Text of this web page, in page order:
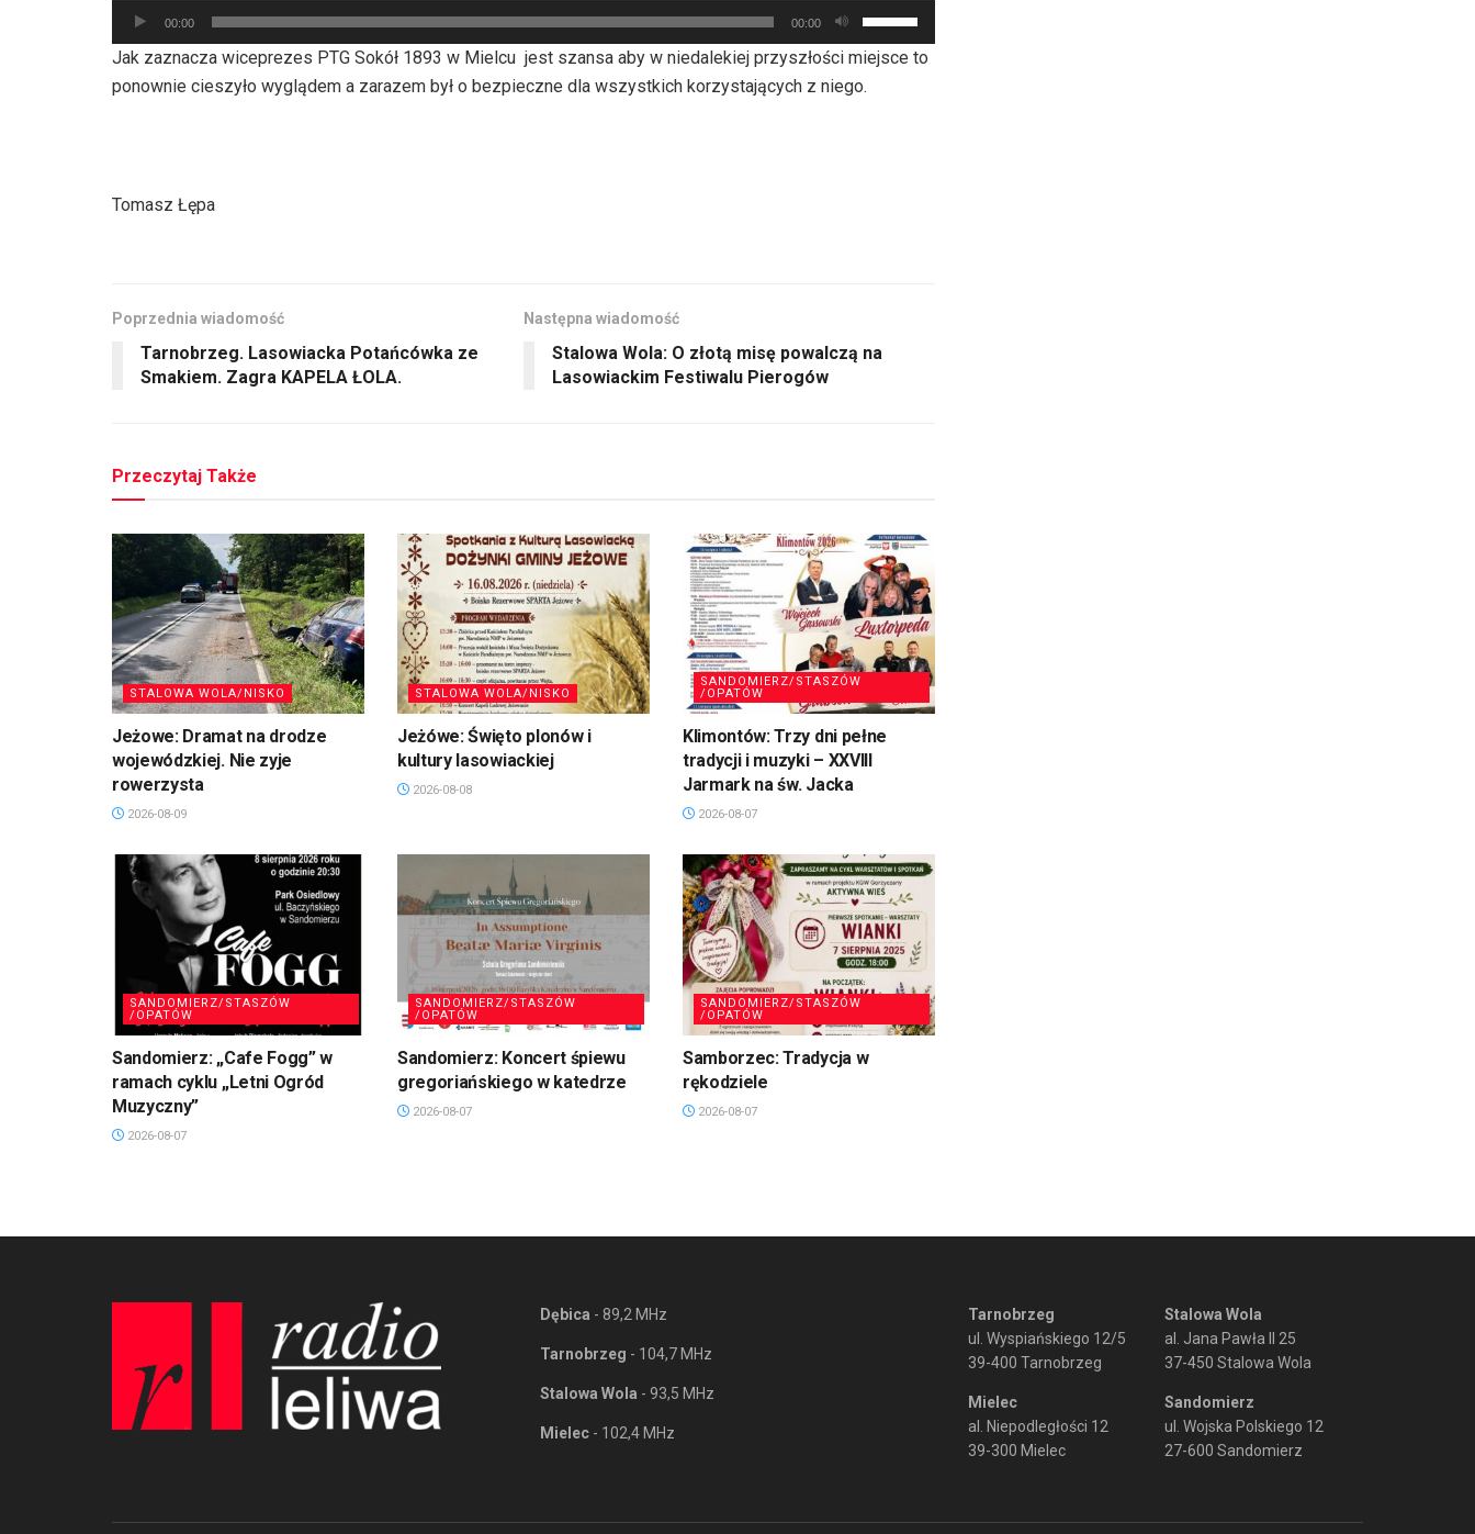
do
dołu
aby
Odtwarzacz
plików
dźwiękowych
00:00 00:00
strzałek
do
góry
Jak zaznacza wiceprezes PTG Sokół 1893 w Mielcu jest szansa aby w niedalekiej przyszłości miejsce to
ponownie cieszyło wyglądem a zarazem był o bezpieczne dla wszystkich korzystających z niego.
Tomasz Łępa
Poprzednia wiadomość
Tarnobrzeg. Lasowiacka Potańcówka ze
Smakiem. Zagra KAPELA ŁOLA.
Następna wiadomość
Stalowa Wola: O złotą misę powalczą na
Lasowiackim Festiwalu Pierogów
Przeczytaj Także
STALOWA WOLA/NISKO
Jeżowe: Dramat na drodze
wojewódzkiej. Nie zyje
rowerzysta
2026-08-09
STALOWA WOLA/NISKO
Jeżówe: Święto plonów i
kultury lasowiackiej
2026-08-08
SANDOMIERZ/STASZÓW
/OPATÓW
Klimontów: Trzy dni pełne
tradycji i muzyki – XXVIII
Jarmark na św. Jacka
2026-08-07
SANDOMIERZ/STASZÓW
/OPATÓW
Sandomierz: „Cafe Fogg” w
ramach cyklu „Letni Ogród
Muzyczny”
2026-08-07
SANDOMIERZ/STASZÓW
/OPATÓW
Sandomierz: Koncert śpiewu
gregoriańskiego w katedrze
2026-08-07
SANDOMIERZ/STASZÓW
/OPATÓW
Samborzec: Tradycja w
rękodziele
2026-08-07
Dębica - 89,2 MHz
Tarnobrzeg - 104,7 MHz
Stalowa Wola - 93,5 MHz
Mielec - 102,4 MHz
Tarnobrzeg
ul. Wyspiańskiego 12/5
39-400 Tarnobrzeg
Mielec
al. Niepodległości 12
39-300 Mielec
Stalowa Wola
al. Jana Pawła II 25
37-450 Stalowa Wola
Sandomierz
ul. Wojska Polskiego 12
27-600 Sandomierz